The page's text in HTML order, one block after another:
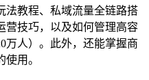
法教程、私域流量全链路搭
营技巧，以及如何管理高容
万人）。此外，还能掌握商
用。